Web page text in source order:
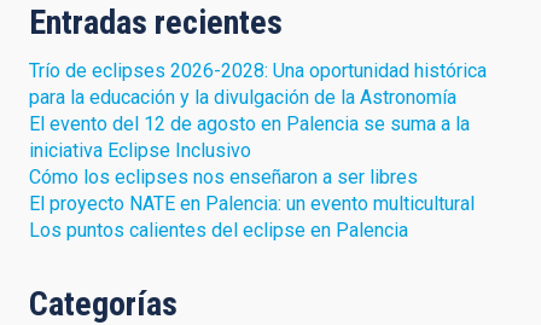
Entradas recientes
Trío de eclipses 2026-2028: Una oportunidad histórica
para la educación y la divulgación de la Astronomía
El evento del 12 de agosto en Palencia se suma a la
iniciativa Eclipse Inclusivo
Cómo los eclipses nos enseñaron a ser libres
El proyecto NATE en Palencia: un evento multicultural
Los puntos calientes del eclipse en Palencia
Categorías